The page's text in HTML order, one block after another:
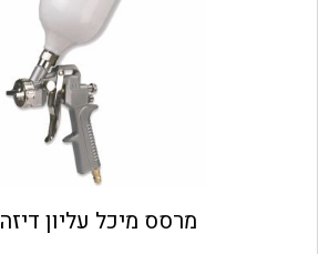
מרסס מיכל עליון דיזה 1.8